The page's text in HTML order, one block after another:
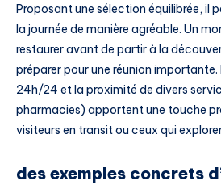
Proposant une sélection équilibrée, il
la journée de manière agréable. Un
restaurer avant de partir à la
préparer pour une réunion
24h/24 et la proximité de divers
pharmacies) apportent une touche
visiteurs en transit ou ceux qui
des exemples concrets